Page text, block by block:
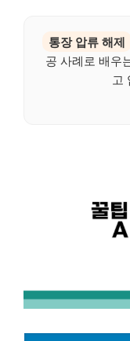
통장 압류 해제
공 사례로 배우
고